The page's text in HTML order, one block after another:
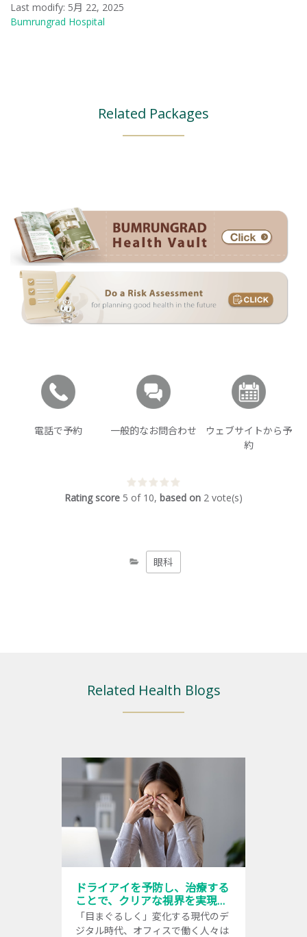
Last modify: 5月 22, 2025
Bumrungrad Hospital
Related Packages
電話で予約 一般的なお問合わせ
ウェブサイトから予
約
Rating score 5 of 10, based on 2 vote(s)
眼科
Related Health Blogs
ドライアイを予防し、治療する
ことで、クリアな視界を実現す
るには
「目まぐるしく」変化する現代のデ
ジタル時代、オフィスで働く人々は